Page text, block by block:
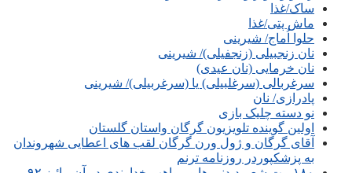
ساک/غذا
ماش پتی/غذا
حلوا اُماج/ شیرینی
نان زنجبیلی (زنجفیلی)/ شیرینی
نان خرمایی (نان عیدی)
سرغربالی (سرغلبیلی) یا (سرغربیلی)/ شیرینی
پادرازی/ نان
نو دسته چلیک بازی
اولین گوینده تلویزیون گرگان واستان گلستان
آقای گرگان و ژول ورن گرگان لقب های اعطایی شهروندان
به پزشکپوردر روزنامه ترنم